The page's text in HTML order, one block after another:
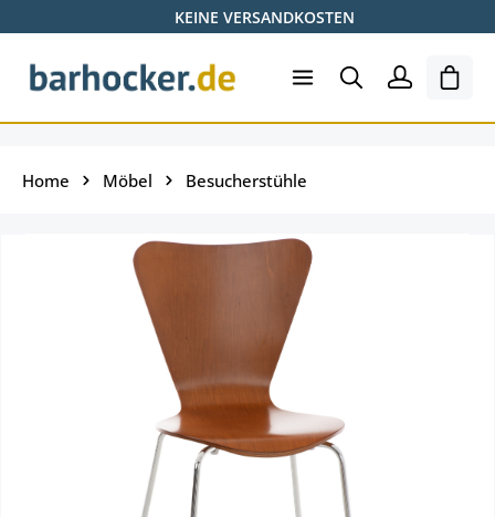
Zum Hauptinhalt springenKEINE VERSANDKOSTEN
Home Möbel Besucherstühle